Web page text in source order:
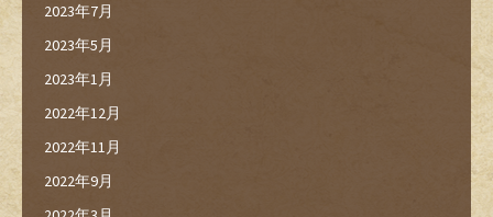
2023年7月
2023年5月
2023年1月
2022年12月
2022年11月
2022年9月